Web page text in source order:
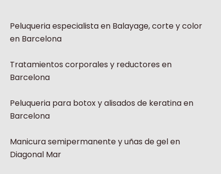
Peluqueria especialista en Balayage, corte y color
en Barcelona
Tratamientos corporales y reductores en
Barcelona
Peluqueria para botox y alisados de keratina en
Barcelona
Manicura semipermanente y uñas de gel en
Diagonal Mar